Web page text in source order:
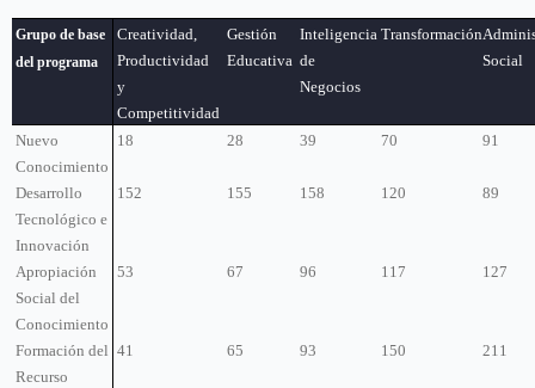
Grupo de base
del programa
Creatividad,
Productividad
y
Competitividad
Gestión
Educativa
Inteligencia
de
Negocios
Transformación
Social
Nuevo
Conocimiento
18 28 39 70 91
Desarrollo
Tecnológico e
Innovación
152 155 158 120 89
Apropiación
Social del
Conocimiento
53 67 96 117 127
Formación del
Recurso
41 65 93 150 211